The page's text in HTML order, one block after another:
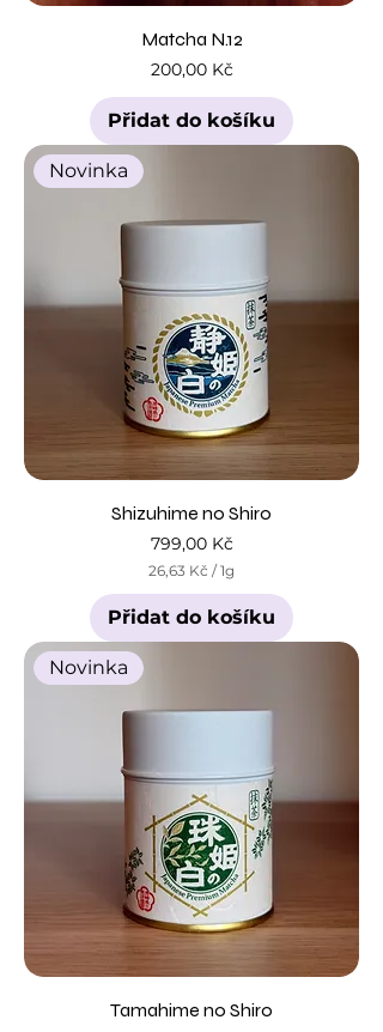
Matcha N.12
Cena
200,00 Kč
Přidat do košíku
Novinka
Shizuhime no Shiro
Cena
799,00 Kč
26,63 Kč /1g
,
6
č
g
r
a
m
Přidat do košíku
Novinka
Tamahime no Shiro